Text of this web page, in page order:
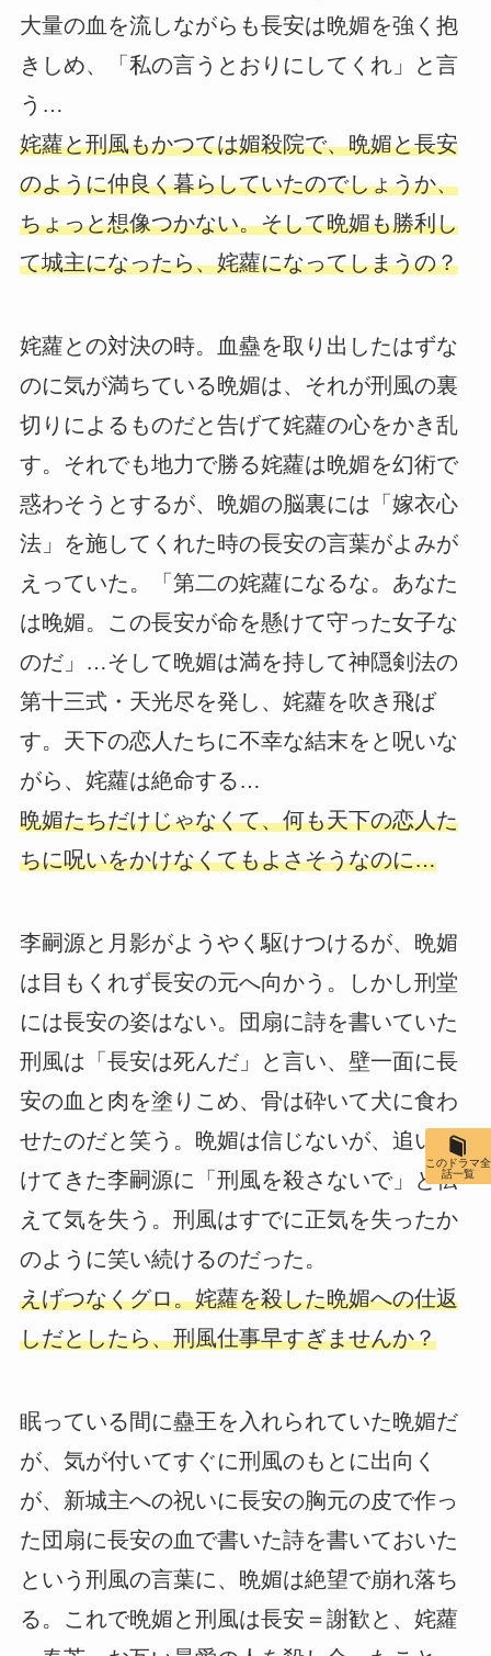
大量の血を流しながらも長安は晩媚を強く抱
きしめ、「私の言うとおりにしてくれ」と言
う…
姹蘿と刑風もかつては媚殺院で、晩媚と長安
のように仲良く暮らしていたのでしょうか、
ちょっと想像つかない。そして晩媚も勝利し
て城主になったら、姹蘿になってしまうの？
姹蘿との対決の時。血蠱を取り出したはずな
のに気が満ちている晩媚は、それが刑風の裏
切りによるものだと告げて姹蘿の心をかき乱
す。それでも地力で勝る姹蘿は晩媚を幻術で
惑わそうとするが、晩媚の脳裏には「嫁衣心
法」を施してくれた時の長安の言葉がよみが
えっていた。「第二の姹蘿になるな。あなた
は晚媚。この長安が命を懸けて守った女子な
のだ」…そして晩媚は満を持して神隠剣法の
第十三式・天光尽を発し、姹蘿を吹き飛ば
す。天下の恋人たちに不幸な結末をと呪いな
がら、姹蘿は絶命する…
晩媚たちだけじゃなくて、何も天下の恋人た
ちに呪いをかけなくてもよさそうなのに…
李嗣源と月影がようやく駆けつけるが、晩媚
は目もくれず長安の元へ向かう。しかし刑堂
には長安の姿はない。団扇に詩を書いていた
刑風は「長安は死んだ」と言い、壁一面に長
安の血と肉を塗りこめ、骨は砕いて犬に食わ
せたのだと笑う。晩媚は信じないが、追いか
けてきた李嗣源に「刑風を殺さないで」と伝
えて気を失う。刑風はすでに正気を失ったか
のように笑い続けるのだった。
えげつなくグロ。姹蘿を殺した晩媚への仕返
しだとしたら、刑風仕事早すぎませんか？
眠っている間に蠱王を入れられていた晩媚だ
が、気が付いてすぐに刑風のもとに出向く
が、新城主への祝いに長安の胸元の皮で作っ
た団扇に長安の血で書いた詩を書いておいた
という刑風の言葉に、晩媚は絶望で崩れ落ち
る。これで晩媚と刑風は長安＝謝歓と、姹蘿
このドラマ全
話一覧